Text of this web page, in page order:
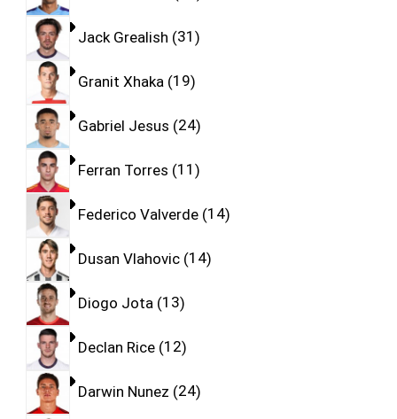
Jack Grealish 31
Granit Xhaka 19
Gabriel Jesus 24
Ferran Torres 11
Federico Valverde 14
Dusan Vlahovic 14
Diogo Jota 13
Declan Rice 12
Darwin Nunez 24